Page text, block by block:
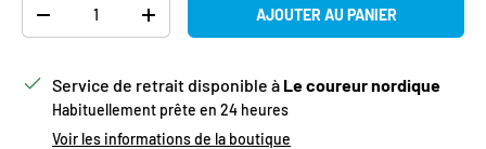
DIMINUER LA QUANTITÉAUGMENTER LA QUANTITÉAJOUTER AU PANIER
Service de retrait disponible à Le coureur nordique
Habituellement prête en 24 heures
Voir les informations de la boutique